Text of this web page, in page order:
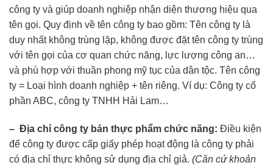
công ty và giúp doanh nghiệp nhận diện thương hiệu qua
tên gọi. Quy định về tên công ty bao gồm: Tên công ty là
duy nhất không trùng lặp, không được đặt tên công ty trùng
với tên gọi của cơ quan chức năng, lực lượng công an…
và phù hợp với thuần phong mỹ tục của dân tộc. Tên công
ty = Loại hình doanh nghiệp + tên riêng. Ví dụ: Công ty cổ
phần ABC, công ty TNHH Hải Lam…
– Địa chỉ công ty bán thực phẩm chức năng: Điều kiện
để công ty được cấp giấy phép hoạt động là công ty phải
có địa chỉ thực không sử dụng địa chỉ giả. (Căn cứ khoản